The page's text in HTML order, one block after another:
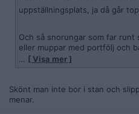
uppställningsplats, ja då går
Och så snorungar som far
eller muppar med portfölj och
gå fort antar jag om de inte
Nä, bort med både scootrarna
… [ Visa mer ]
Skönt man inte bor i stan och
menar.